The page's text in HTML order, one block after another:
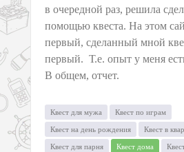
в очередной раз, решила
помощью квеста. На этом
первый, сделанный мной
первый. Т.е. опыт у меня
В общем, отчет.
Квест для мужа Квест по играм
Квест на день рождения Квест в
Квест для парня Квест дома